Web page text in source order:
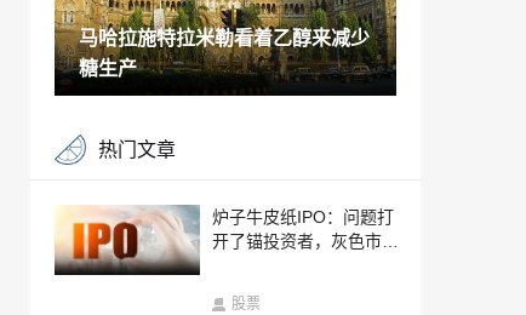
2022-01-07
卢比可能在中期达到74.5; USD-INR波动
率跳跃，美元指数重复2018年性能
2022-01-07
6日：燃料价格保持不变;最高的inmumbai
Motilal Oswal在Cadila Healthcare上保持
“购买”评分，修订了TP RS550
2022-01-07
Capco的分析师角落/ WIPRO赌注;将公允
马哈拉施特拉米勒看着乙醇来减少
糖生产
热门文章
炉子牛皮纸IPO：问题打
开了锚投资者，灰色市场
股票